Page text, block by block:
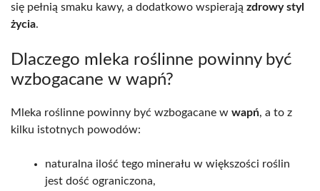
się pełnią smaku kawy, a dodatkowo wspierają zdrowy styl
życia.
Dlaczego mleka roślinne powinny być
wzbogacane w wapń?
Mleka roślinne powinny być wzbogacane w wapń, a to z
kilku istotnych powodów:
naturalna ilość tego minerału w większości roślin
jest dość ograniczona,